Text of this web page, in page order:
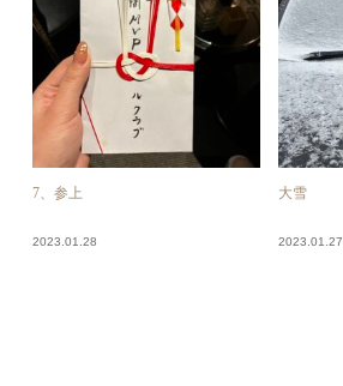
7、参上
2023.01.28
大雪
2023.01.27